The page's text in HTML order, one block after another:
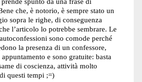
che, è notorio, è sempre stato un
sopra le righe, di conseguenza
l’articolo lo potrebbe sembrare. Le
sono comode perché
la presenza di un confessore,
e sono gratuite: basta
di coscienza, attività molto
questi tempi ;=)